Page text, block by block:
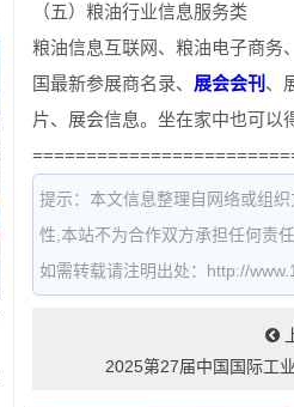
（五）粮油行业信息服务类
粮油信息互联网、粮油电子商务
国最新参展商名录、 展会会刊 、
片、展会信息。坐在家中也可以
提示：本文信息整理自网络或组
性,本站不为合作双方承担任何责任
如需转载请注明出处：http://
2025第27届中国国际工